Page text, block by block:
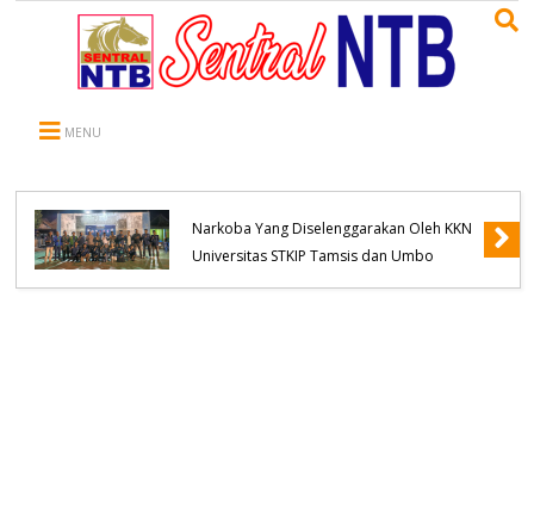
MENU
Narkoba Yang Diselenggarakan Oleh KKN
Universitas STKIP Tamsis dan Umbo